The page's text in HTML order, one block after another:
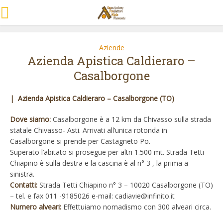
Aziende
Azienda Apistica Caldieraro –
Casalborgone
| Azienda Apistica Caldieraro – Casalborgone (TO)
Dove siamo: Casalborgone è a 12 km da Chivasso sulla strada
statale Chivasso- Asti. Arrivati all’unica rotonda in
Casalborgone si prende per Castagneto Po.
Superato l’abitato si prosegue per altri 1.500 mt. Strada Tetti
Chiapino è sulla destra e la cascina è al n° 3 , la prima a
sinistra.
Contatti: Strada Tetti Chiapino n° 3 – 10020 Casalborgone (TO)
– tel. e fax 011 -9185026 e-mail: cadiavie@infinito.it
Numero alveari: Effettuiamo nomadismo con 300 alveari circa.